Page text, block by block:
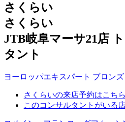
さくらい
さくらい
JTB岐阜マーサ21店
タント
ヨーロッパエキスパート ブロンズ
さくらいの来店予約はこちら
このコンサルタントがいる